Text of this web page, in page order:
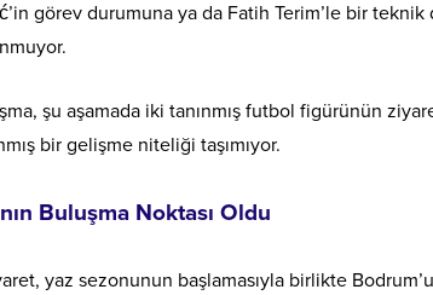
görev durumuna ya da Fatih Terim’le bir teknik
şu aşamada iki tanınmış futbol figürünün
bir gelişme niteliği taşımıyor.
Buluşma Noktası Oldu
yaz sezonunun başlamasıyla birlikte